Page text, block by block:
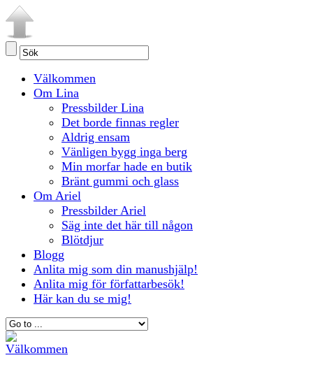
Välkommen
Om Lina
Pressbilder Lina
Det borde finnas regler
Aldrig ensam
Vänligen bygg inga berg
Min morfar hade en butik
Bränt gummi och glass
Om Ariel
Pressbilder Ariel
Säg inte det här till någon
Blötdjur
Blogg
Anlita mig som din manushjälp!
Anlita mig för författarbesök!
Här kan du se mig!